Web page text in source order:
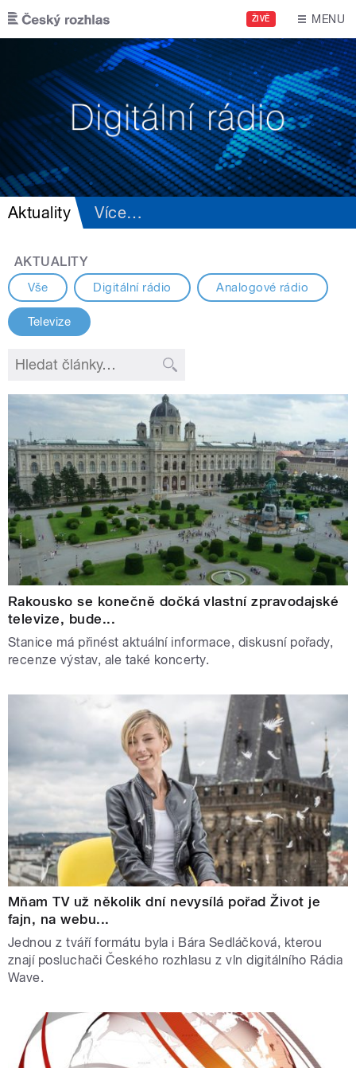
Přejít k hlavnímu obsahu
ŽIVĚ MENU
Aktuality Více…
AKTUALITY
Vše Digitální rádio Analogové rádio
Televize
Rakousko se konečně dočká vlastní zpravodajské
televize, bude...
Stanice má přinést aktuální informace, diskusní pořady,
recenze výstav, ale také koncerty.
Mňam TV už několik dní nevysílá pořad Život je
fajn, na webu...
Jednou z tváří formátu byla i Bára Sedláčková, kterou
znají posluchači Českého rozhlasu z vln digitálního Rádia
Wave.